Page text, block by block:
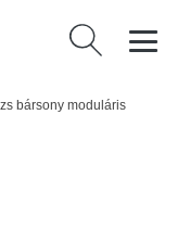
Keresés:
bársony moduláris